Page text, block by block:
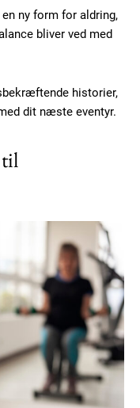
ny form for aldring,
bliver ved med
historier,
dit næste eventyr.